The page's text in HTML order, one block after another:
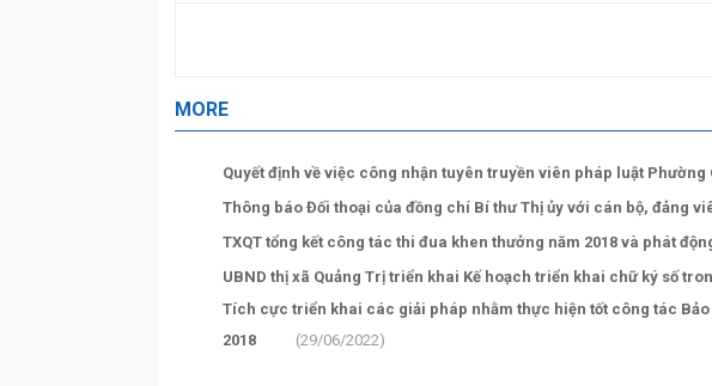
MORE
Quyết định về việc công nhận tuyên truyền viên pháp luật Phường
Thông báo Đối thoại của đồng chí Bí thư Thị ủy với cán bộ, đảng
TXQT tổng kết công tác thi đua khen thưởng năm 2018 và phát
UBND thị xã Quảng Trị triển khai Kế hoạch triển khai chữ ký số
Tích cực triển khai các giải pháp nhằm thực hiện tốt công tác
2018
(29/06/2022)